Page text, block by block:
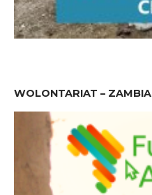
WOLONTARIAT – ZAMBIA